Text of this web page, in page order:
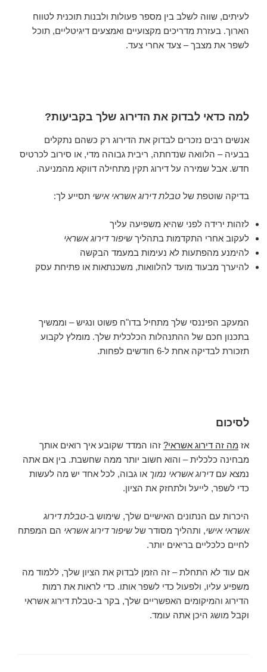
לעיתים, שווה לשלב בין מספר פעולות ולבנות תוכנית לטווח
הארוך. בעזרת מדריכים מקצועיים ואמצעים דיגיטליים, תוכל
לשפר את מצבך – צעד אחרי צעד.
למה כדאי לבדוק את הדירוג שלך בקביעות?
אנשים רבים נזכרים לבדוק את הדירוג רק כשהם נתקלים
בבעיה – הלוואה שנדחתה, ריבית גבוהה מדי, או סירוב לכרטיס
חדש. אבל שמירה על דירוג תקין מתחילה דווקא מהמניעה.
בדיקה שוטפת של טבלת דירוג אשראי אישי תסייע לך:
לזהות ירידה לפני שהיא משפיעה עליך
לעקוב אחרי התקדמות בתהליךשיפור דירוג אשראי
להימנע מהפתעות לא נעימות במעמד הבקשה
להיערך מבעוד מועד להלוואות, משכנתאות או פתיחת עסק
המעקב הפיננסי שלך מתחיל בדו"ח פשוט ונגיש – וממשיך
בתכנון חכם של ההתנהלות הכלכלית שלך. מומלץ לקבוע
תזכורת לבדיקה אחת ל-6 חודשים לפחות.
לסיכום
אז מה זה דירוג אשראי? זהו המדד שקובע איך רואים אותך
מבחינה כלכלית – והוא חשוב יותר ממה שחשבת. בין אם אתה
נמצא עםדירוג אשראי נמוך או גבוה, לכל אחד יש מה לעשות
כדי לשפר, לייעל ולתחזק את הציון.
היכרות עם הנתונים האישיים שלך, שימוש ב-טבלת דירוג
אשראי אישי, ותהליך מסודר שלשיפור דירוג אשראי הם המפתח
לחיים כלכליים בריאים יותר.
אם עוד לא התחלת – זה הזמן לבדוק את הציון שלך, ללמוד מה
משפיע עליו, ולפעול כדי לשפר אותו. כדי לראות את רמות
הדירוג והמיקומים האפשריים שלך, בקר ב-טבלת דירוג אשראי
וקבל מושג היכן אתה עומד.